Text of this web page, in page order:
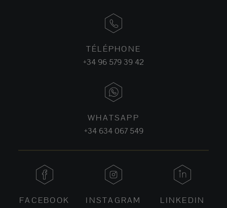
TÉLÉPHONE
+34 96 579 39 42
WHATSAPP
+34 634 067 549
FACEBOOK INSTAGRAM LINKEDIN